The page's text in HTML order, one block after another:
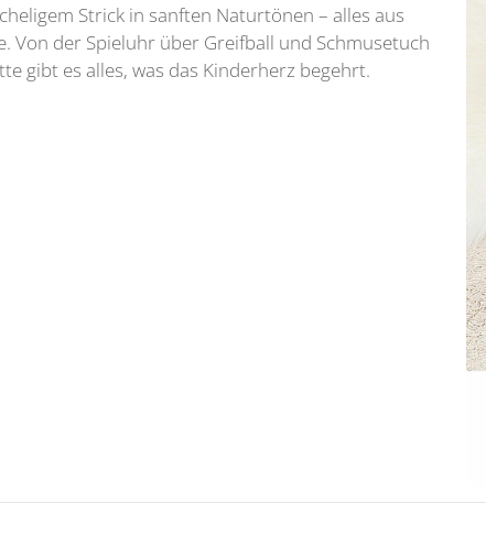
Strick in sanften Naturtönen – alles aus
Von der Spieluhr über Greifball und Schmusetuch
gibt es alles, was das Kinderherz begehrt.